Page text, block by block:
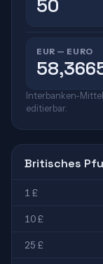
EUR — EURO
Interbanken-
editierbar.
Britisches
1 £
10 £
25 £